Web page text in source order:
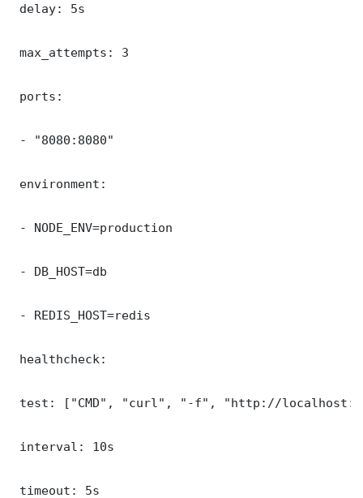
delay: 5s
max_attempts: 3
ports:
- "8080:8080"
environment:
- NODE_ENV=production
- DB_HOST=db
- REDIS_HOST=redis
healthcheck:
test: ["CMD", "curl", "-f", "http://
interval: 10s
timeout: 5s